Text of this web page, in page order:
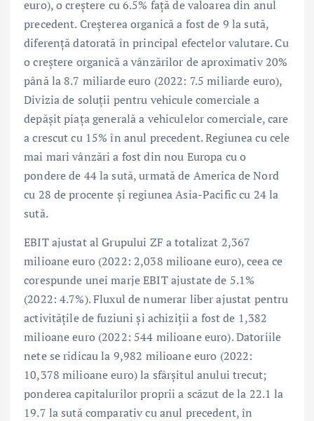
euro), o creștere cu 6.5% față de valoarea din anul
precedent. Creșterea organică a fost de 9 la sută,
diferență datorată în principal efectelor valutare. Cu
o creștere organică a vânzărilor de aproximativ 20%
până la 8.7 miliarde euro (2022: 7.5 miliarde euro),
Divizia de soluții pentru vehicule comerciale a
depășit piața generală a vehiculelor comerciale, care
a crescut cu 15% în anul precedent. Regiunea cu cele
mai mari vânzări a fost din nou Europa cu o
pondere de 44 la sută, urmată de America de Nord
cu 28 de procente și regiunea Asia-Pacific cu 24 la
sută.
EBIT ajustat al Grupului ZF a totalizat 2,367
milioane euro (2022: 2,038 milioane euro), ceea ce
corespunde unei marje EBIT ajustate de 5.1%
(2022: 4.7%). Fluxul de numerar liber ajustat pentru
activitățile de fuziuni și achiziții a fost de 1,382
milioane euro (2022: 544 milioane euro). Datoriile
nete se ridicau la 9,982 milioane euro (2022:
10,378 milioane euro) la sfârșitul anului trecut;
ponderea capitalurilor proprii a scăzut de la 22.1 la
19.7 la sută comparativ cu anul precedent, în